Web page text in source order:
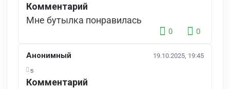
Комментарий
Мне бутылка понравилась
0 0
Анонимный 19.10.2025, 19:45
5
Комментарий